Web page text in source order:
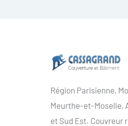
Région Parisienne,
Meurthe-et-Moselle,
et Sud Est. Couvreur